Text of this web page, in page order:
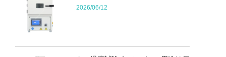
2026/06/12